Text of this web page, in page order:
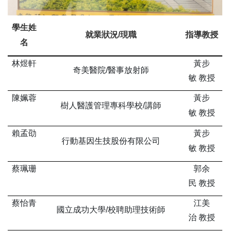
學生姓
名
就業狀況/現職 指導教授
林煜軒
奇美醫院/醫事放射師
黃步
敏 教授
陳姵蓉
樹人醫護管理專科學校/講師
黃步
敏 教授
賴孟劭
行動基因生技股份有限公司
黃步
敏 教授
蔡珮珊
郭余
民 教授
蔡怡青
國立成功大學/校聘助理技術師
江美
治 教授